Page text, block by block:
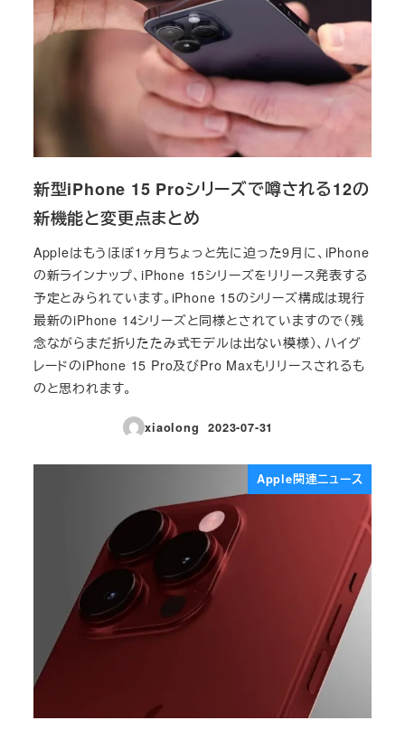
新型iPhone 15 Proシリーズで噂される12の
新機能と変更点まとめ
Appleはもうほぼ1ヶ月ちょっと先に迫った9月に、iPhone
の新ラインナップ、iPhone 15シリーズをリリース発表する
予定とみられています。iPhone 15のシリーズ構成は現行
最新のiPhone 14シリーズと同様とされていますので（残
念ながらまだ折りたたみ式モデルは出ない模様）、ハイグ
レードのiPhone 15 Pro及びPro Maxもリリースされるも
のと思われます。
xiaolong
投稿日
2023-07-31
Apple関連ニュース